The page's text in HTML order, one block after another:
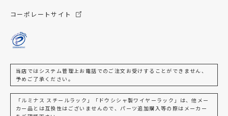
コーポレートサイト
当店ではシステム管理上お電話でのご注文お受けすることができません、
予めご了承ください。
「ルミナス スチールラック」「ドウシシャ製ワイヤーラック」は、他メー
カー品とは互換性はございませんので、パーツ追加購入等の際はメーカー